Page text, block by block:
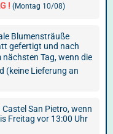
! (Montag 10/08)
Blumensträuße
gefertigt und nach
nächsten Tag, wenn die
(keine Lieferung an
San Pietro, wenn
Freitag vor 13:00 Uhr